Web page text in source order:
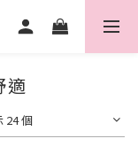
適
24 個